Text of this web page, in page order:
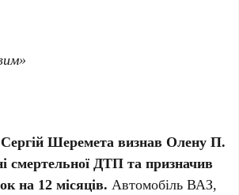
Шеремета визнав Олену П.
смертельної ДТП та призначив
на 12 місяців. Автомобіль ВАЗ,